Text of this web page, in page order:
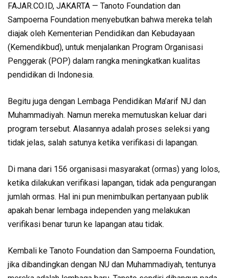
FAJAR.CO.ID, JAKARTA — Tanoto Foundation dan
Sampoerna Foundation menyebutkan bahwa mereka telah
diajak oleh Kementerian Pendidikan dan Kebudayaan
(Kemendikbud), untuk menjalankan Program Organisasi
Penggerak (POP) dalam rangka meningkatkan kualitas
pendidikan di Indonesia.
Begitu juga dengan Lembaga Pendidikan Ma’arif NU dan
Muhammadiyah. Namun mereka memutuskan keluar dari
program tersebut. Alasannya adalah proses seleksi yang
tidak jelas, salah satunya ketika verifikasi di lapangan.
Di mana dari 156 organisasi masyarakat (ormas) yang lolos,
ketika dilakukan verifikasi lapangan, tidak ada pengurangan
jumlah ormas. Hal ini pun menimbulkan pertanyaan publik
apakah benar lembaga independen yang melakukan
verifikasi benar turun ke lapangan atau tidak.
Kembali ke Tanoto Foundation dan Sampoerna Foundation,
jika dibandingkan dengan NU dan Muhammadiyah, tentunya